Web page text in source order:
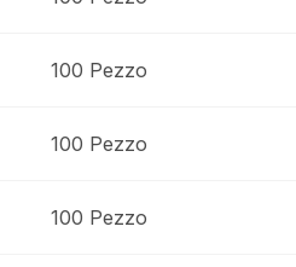
100 Pezzo
100 Pezzo
100 Pezzo